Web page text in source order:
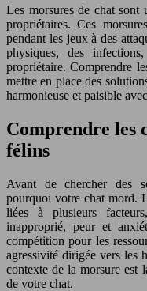
Les morsures de chat sont
propriétaires. Ces
pendant les jeux à des
physiques, des
propriétaire. Comprendre
mettre en place des
harmonieuse et paisible
Comprendre les
félins
Avant de chercher des
pourquoi votre chat mord.
liées à plusieurs
inapproprié, peur et
compétition pour les
agressivité dirigée vers les
contexte de la morsure est
de votre chat.